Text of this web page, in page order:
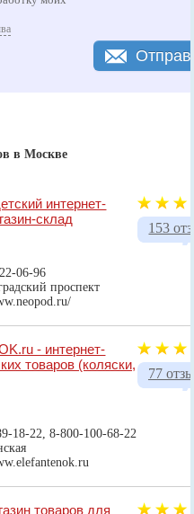
в Москве
153
интернет-
склад
06-96
проспект
77
- интернет-
товаров (коляски,
18-22, 8-800-100-68-22
товаров для